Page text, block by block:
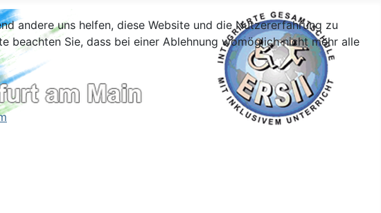
andere uns helfen, diese Website und die Nutzererfahrung zu
beachten Sie, dass bei einer Ablehnung womöglich nicht mehr alle